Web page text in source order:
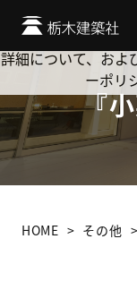
『
HOME その他
Cookie を使用して
か? 当社ではお客
詳細について、およ
ーポリ